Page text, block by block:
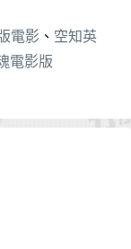
電影 、 空知英
電影版